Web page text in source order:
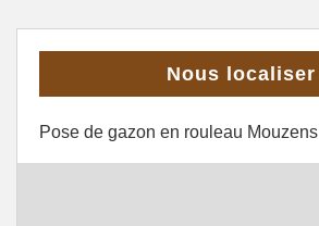
Nous localiser
Pose de gazon en rouleau Mouzens